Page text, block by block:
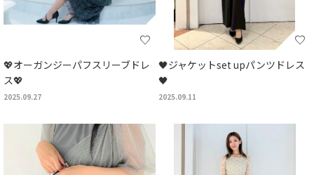
💖オーガンジーパフスリーブドレ
ス💖
2025.09.27
🖤ジャケットset upパンツドレス
🖤
2025.09.11